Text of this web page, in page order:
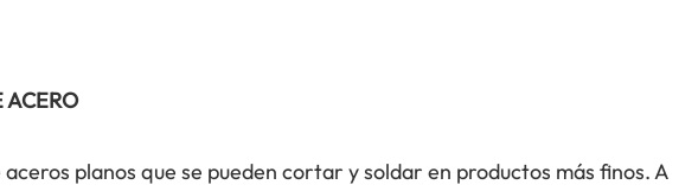
ACERO
planos que se pueden cortar y soldar en productos más finos. A